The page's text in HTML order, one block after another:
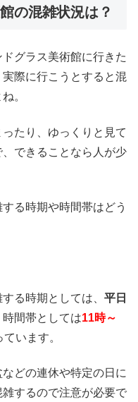
の混雑状況は？
グラス美術館に行きた
際に行こうとすると混
。
たり、ゆっくりと見て
できることなら人が少
る時期や時間帯はどう
る時期としては、 平日
間帯としては11時～
います。
どの連休や特定の日に
するので注意が必要で